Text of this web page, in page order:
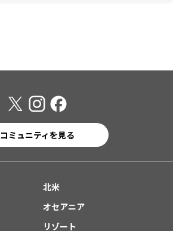
コミュニティを見る
北米
オセアニア
リゾート